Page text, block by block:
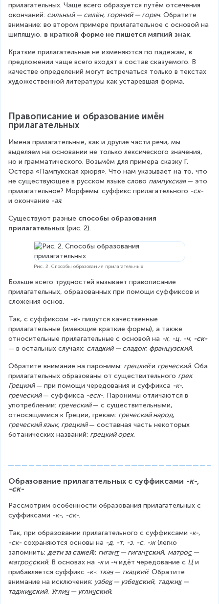
прилагательных. Чаще всего образуется путём отсечения
окончаний: сильный — силён, горячий — горяч. Обратите
внимание: во втором примере прилагательное с основой на
шипящую, в краткой форме не пишется мягкий знак.
Краткие прилагательные не изменяются по падежам, в
предложении чаще всего входят в состав сказуемого. В
качестве определений могут встречаться только в текстах
художественной литературы как устаревшая форма.
Правописание и образование имён
прилагательных
Имена прилагательные, как и другие части речи, мы
выделяем на основании не только лексического значения,
но и грамматического. Возьмём для примера сказку Г.
Остера «Пампукская хрюря». Что нам указывает на то, что
не существующее в русском языке слово пампукская — это
прилагательное? Морфемы: суффикс прилагательного -ск-
и окончание -ая.
Существуют разные способы образования
прилагательных (рис. 2).
Рис. 2. Способы образования прилагательных
Больше всего трудностей вызывает правописание
прилагательных, образованных при помощи суффиксов и
сложения основ.
Так, с суффиксом -к- пишутся качественные
прилагательные (имеющие краткие формы), а также
относительные прилагательные с основой на -к, -ц, -ч; -ск-
— в остальных случаях: сладкий — сладок; французский.
Обратите внимание на паронимы: грецкий и греческий. Оба
прилагательных образованы от существительного грек.
Грецкий — при помощи чередования и суффикса -к-,
греческий — суффикса -еск-. Паронимы отличаются в
употреблении: греческий — с существительными,
относящимися к Греции, грекам: греческий народ,
греческий язык; грецкий — составная часть некоторых
ботанических названий: грецкий орех.
Образование прилагательных с суффиксами -к-,
-ск-
Рассмотрим особенности образования прилагательных с
суффиксами -к-, -ск-.
Так, при образовании прилагательного с суффиксами -к-,
-ск- сохраняются основы на -д, -т, -з, -с, -ж (легко
запомнить: дети за сажей): гигант — гигантский, матрос —
матросский. В основах на -к и -ч идёт чередование с Ц и
прибавляется суффикс -к-: ткач — ткацкий. Обратите
внимание на исключения: узбек — узбекский, таджик —
таджикский, Углич — угличский.